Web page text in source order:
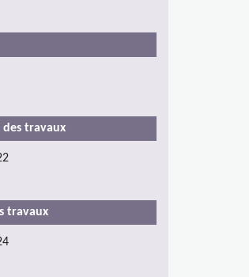
des travaux
travaux